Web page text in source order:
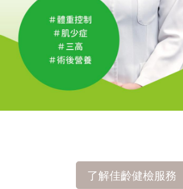
了解佳齡健檢服務